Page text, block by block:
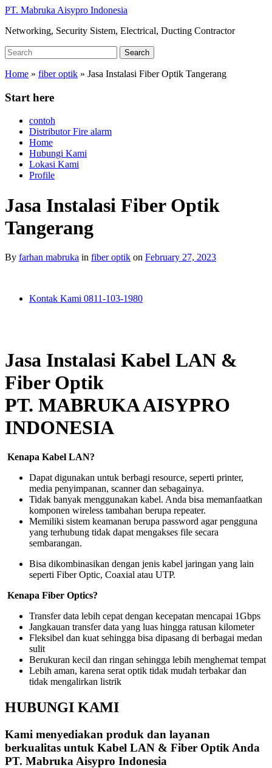
Skip
main
PT. Mabruka Aisypro Indonesia
Networking, Security Sistem, Electrical, Ducting Contractor
Search
for:
Search
Home » fiber optik » Jasa Instalasi Fiber Optik Tangerang
Start here
contoh
Distributor Fire alarm
Home
Hubungi Kami
Lokasi Kami
Profile
Jasa Instalasi Fiber Optik
Tangerang
By farhan mabruka in fiber optik on February 27, 2023
Kontak Kami 0811-103-1980
Jasa Instalasi Kabel LAN &
Fiber Optik
PT. MABRUKA AISYPRO
INDONESIA
Kenapa Kabel LAN?
Dapat digunakan untuk berbagi resource, seperti printer,
media penyimpanan, scanner dan sebagainya.
Tidak banyak menggunakan kabel. Anda bisa memanfaatkan
komponen wireless tambahan berupa repeater.
Memiliki sistem keamanan berupa password agar pengguna
yang terhubung tidak dapat mengakses file secara
sembarangan.
Bisa dikombinasikan dengan jenis kabel jaringan yang lain
seperti Fiber Optic, Coaxial atau UTP.
Kenapa Fiber Optics?
Transfer data lebih cepat dengan kecepatan mencapai 1Gbps
Jangkauan transfer data yang luas hingga ratusan kilometer
Fleksibel dan kuat sehingga bisa dipasang di berbagai medan
sulit
Berukuran kecil dan ringan sehingga lebih menghemat tempat
Lebih aman, karena serat optik tidak mudah terbakar dan
tidak mengalirkan listrik
HUBUNGI KAMI
Kami menyediakan produk dan layanan
berkualitas untuk Kabel LAN & Fiber Optik Anda
PT. Mabruka Aisypro Indonesia